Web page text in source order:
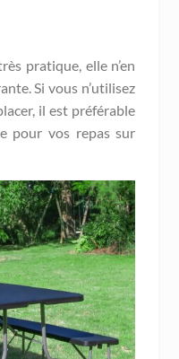
pratique, elle n’en
Si vous n’utilisez
il est préférable
pour vos repas sur